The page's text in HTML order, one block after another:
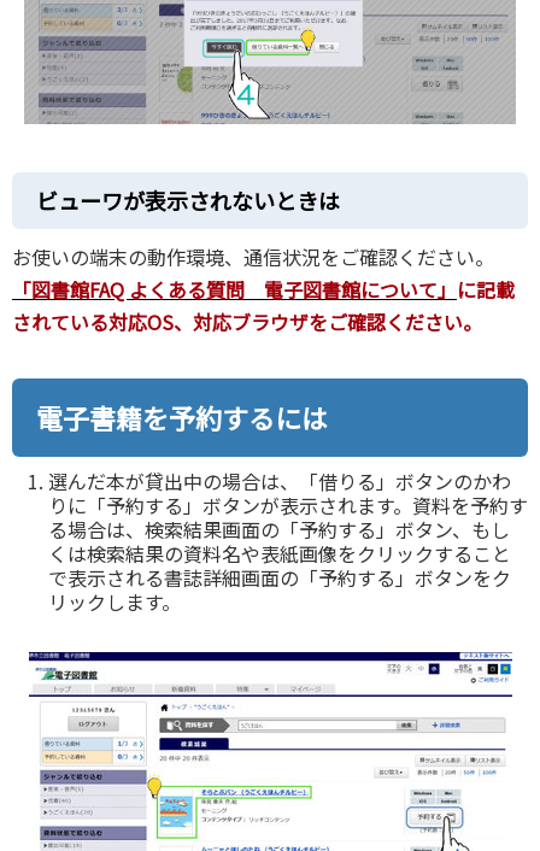
ビューワが表示されないときは
お使いの端末の動作環境、通信状況をご確認ください。
「図書館FAQ よくある質問 電子図書館について」 に記載
されている対応OS、対応ブラウザをご確認ください。
電子書籍を予約するには
選んだ本が貸出中の場合は、「借りる」ボタンのかわ
りに「予約する」ボタンが表示されます。資料を予約す
る場合は、検索結果画面の「予約する」ボタン、もし
くは検索結果の資料名や表紙画像をクリックすること
で表示される書誌詳細画面の「予約する」ボタンをク
リックします。